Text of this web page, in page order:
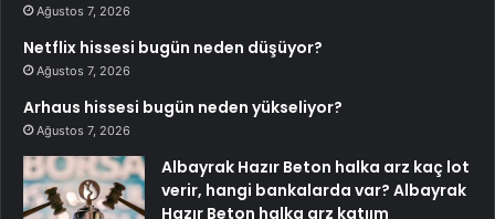
Ağustos 7, 2026
Netflix hissesi bugün neden düşüyor?
Ağustos 7, 2026
Arhaus hissesi bugün neden yükseliyor?
Ağustos 7, 2026
Albayrak Hazır Beton halka arz kaç lot
verir, hangi bankalarda var? Albayrak
Hazır Beton halka arz katıım